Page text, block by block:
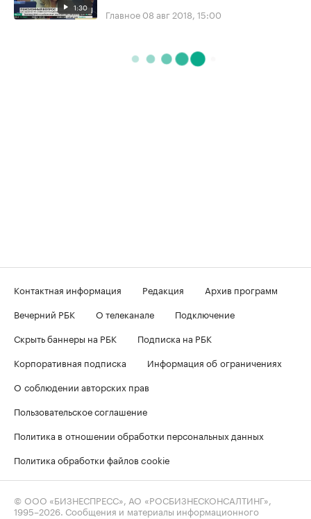
1:30 Главное 08 авг 2018, 15:00
Контактная информация Редакция
Архив программ
Вечерний РБК
О телеканале
Подключение
Скрыть баннеры на РБК
Подписка на РБК
Корпоративная подписка
Информация об ограничениях
О соблюдении авторских прав
Пользовательское соглашение
Политика в отношении обработки персональных данных
Политика обработки файлов cookie
© ООО «БИЗНЕСПРЕСС», АО «РОСБИЗНЕСКОНСАЛТИНГ»,
1995–2026 . Сообщения и материалы информационного